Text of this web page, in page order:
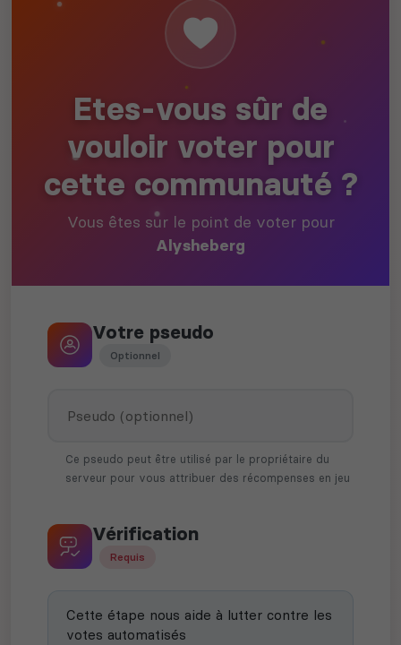
Etes-vous sûr de
vouloir voter pour
cette communauté ?
Vous êtes sur le point de voter pour
Alysheberg
Votre pseudo
Optionnel
Ce pseudo peut être utilisé par le propriétaire du
serveur pour vous attribuer des récompenses en jeu
Vérification
Requis
Cette étape nous aide à lutter contre les
votes automatisés